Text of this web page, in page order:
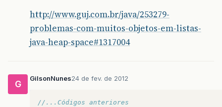
http://www.guj.com.br/java/253279-
problemas-com-muitos-objetos-em-listas-
java-heap-space#1317004
G
GilsonNunes24 de fev. de 2012
//...Códigos anteriores